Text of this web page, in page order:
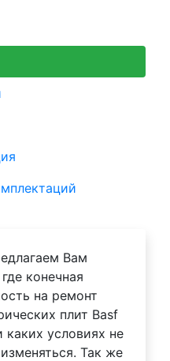
Вам
конечная
на ремонт
плит Basf
каких условиях не
Так же